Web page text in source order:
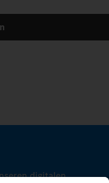
digitalen